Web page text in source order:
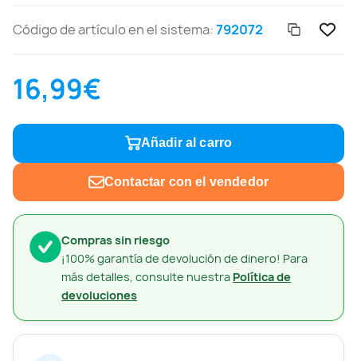
Compras sin riesgo
¡100% garantía de devolución de dinero! Para
más detalles, consulte nuestra Política de
devoluciones
Código de artículo en el sistema:792072
16,99€
Añadir al carro
Contactar con el vendedor